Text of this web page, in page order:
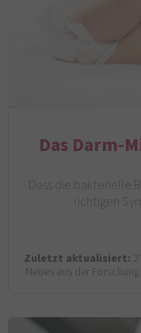
Das Darm-
Dass die bakterielle
richtigen
Zuletzt aktualisiert:
Neues aus der Forschung